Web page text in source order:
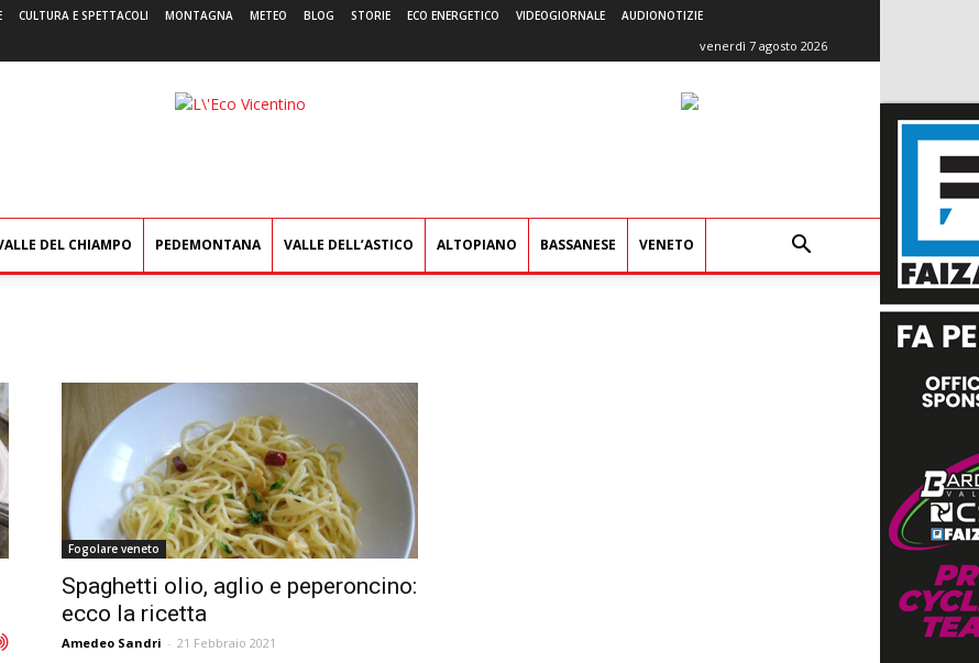
CULTURA E SPETTACOLI MONTAGNA METEO BLOG STORIE ECO ENERGETICO VIDEOGIORNALE AUDIONOTIZIE
venerdì 7 agosto 2026
L'Eco
DEL CHIAMPO PEDEMONTANA VALLE DELL’ASTICO ALTOPIANO BASSANESE VENETO
Fogolare veneto
Spaghetti olio, aglio e peperoncino:
ecco la ricetta
Amedeo Sandri - 21 Febbraio 2021